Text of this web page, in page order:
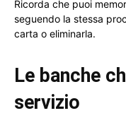
Ricorda che puoi
seguendo la stessa
carta o eliminarla.
Le banche
servizio